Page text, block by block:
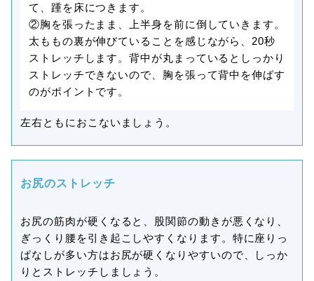
て、踵を床につきます。
②胸を張ったまま、上半身を前に倒していきます。
太ももの裏が伸びていることを感じながら、20秒
ストレッチします。背中が丸まっているとしっかり
ストレッチできないので、胸を張って背中を伸ばす
のがポイントです。
左右ともにおこないましょう。
お尻のストレッチ
お尻の筋肉が硬くなると、股関節の動きが悪くなり、
ぎっくり腰を引き起こしやすくなります。特に座りっ
ぱなしが多い方はお尻が硬くなりやすいので、しっか
りとストレッチしましょう。